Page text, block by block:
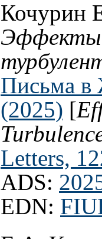
Кочурин
Эффекты
Письма
(2025) [
Letters,
ADS:
EDN: